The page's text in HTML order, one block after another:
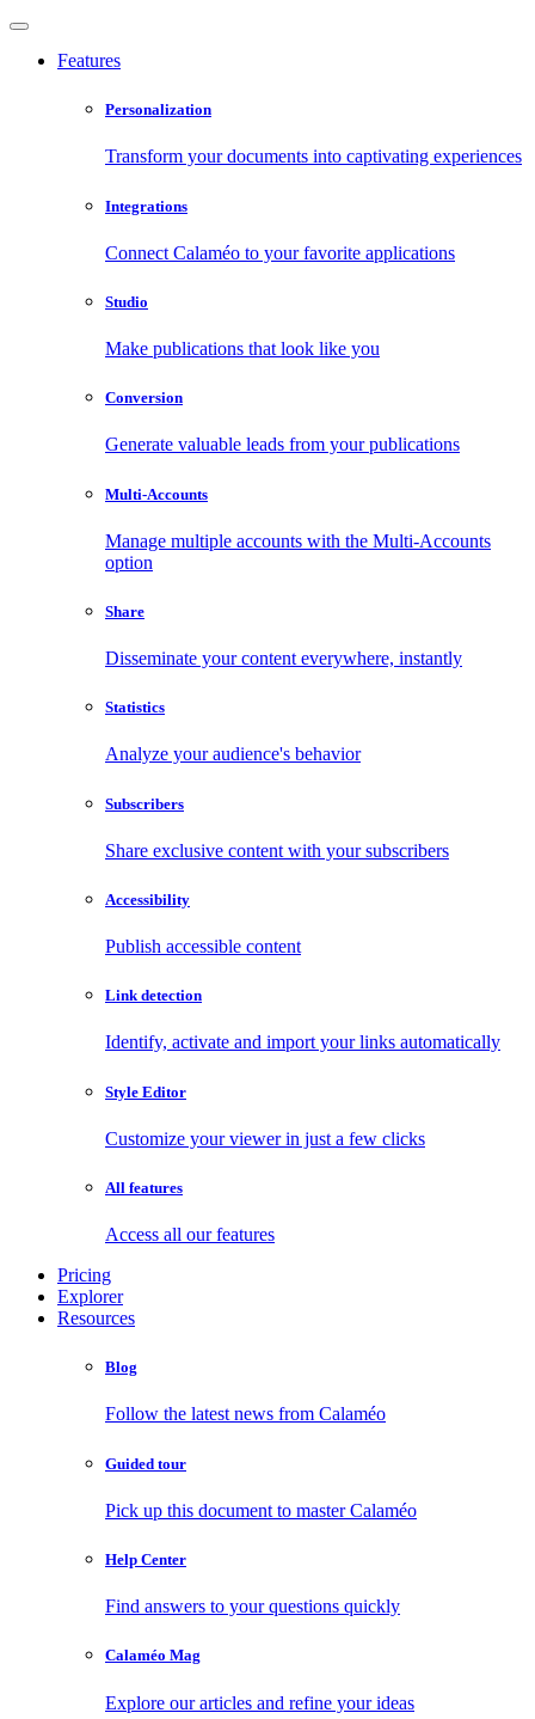
Features
Personalization
Transform your documents into captivating experiences
Integrations
Connect Calaméo to your favorite applications
Studio
Make publications that look like you
Conversion
Generate valuable leads from your publications
Multi-Accounts
Manage multiple accounts with the Multi-Accounts
option
Share
Disseminate your content everywhere, instantly
Statistics
Analyze your audience's behavior
Subscribers
Share exclusive content with your subscribers
Accessibility
Publish accessible content
Link detection
Identify, activate and import your links automatically
Style Editor
Customize your viewer in just a few clicks
All features
Access all our features
Pricing
Explorer
Resources
Blog
Follow the latest news from Calaméo
Guided tour
Pick up this document to master Calaméo
Help Center
Find answers to your questions quickly
Calaméo Mag
Explore our articles and refine your ideas